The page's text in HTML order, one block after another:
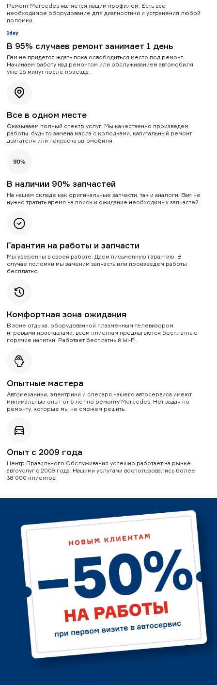
Ремонт Mercedes является нашим профилем. Есть все
необходимое оборудование для диагностики и устранения любой
поломки.
В 95% случаев ремонт занимает 1 день
Вам не придется ждать пока освободиться место под ремонт.
Начинаем работу над ремонтом или обслуживанием автомобиля
уже 15 минут после приезда.
Все в одном месте
Оказываем полный спектр услуг. Мы качественно произведем
работы, будь то замена масла с колодками, капитальный ремонт
двигателя или покраска автомобиля.
В наличии 90% запчастей
На нашем складе как оригинальные запчасти, так и аналоги. Вам не
нужно тратить время на поиск и ожидание необходимых запчастей.
Гарантия на работы и запчасти
Мы уверенны в своей работе. Даем письменную гарантию. В
случае поломки мы заменим запчасть или произведем работы
бесплатно.
Комфортная зона ожидания
В зоне отдыха, оборудованной плазменным телевизором,
игровыми приставками, всем клиентам предлагаются бесплатные
горячие напитки. Работает бесплатный Wi-Fi.
Опытные мастера
Автомеханики, электрики и слесаря нашего автосервиса имеют
минимальный опыт от 6 лет по ремонту Mercedes. Нет задач по
ремонту, которые мы не сможем решить.
Опыт с 2009 года
Центр Правильного Обслуживания успешно работает на рынке
автоуслуг с 2009 года. Нашими услугами воспользовались более
38 000 клиентов.